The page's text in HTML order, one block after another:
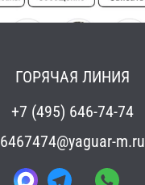
ГОРЯЧАЯ ЛИНИЯ
+7 (495) 646-74-74
6467474@yaguar-m.ru